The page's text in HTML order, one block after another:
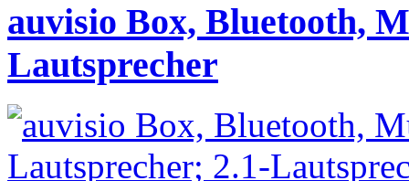
auvisio Box, Bluetooth,
Lautsprecher